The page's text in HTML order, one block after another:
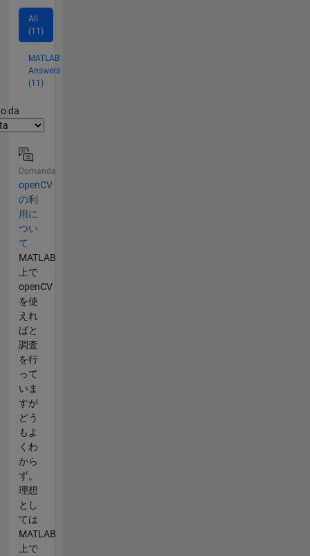
All
(11)
MATLAB
Answers
(11)
da
Domanda
openCV
の利
用に
つい
て
MATLAB
上で
openCV
を使
えれ
ばと
調査
を行
って
いま
すが
どう
もよ
くわ
から
ず。
理想
とし
ては
MATLAB
上で